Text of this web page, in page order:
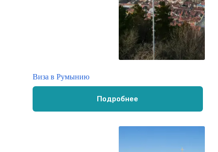
Виза в Румынию
Подробнее